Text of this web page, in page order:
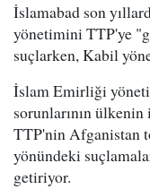
İslamabad son
yönetimini TTP'ye
suçlarken, Kabil
İslam Emirliği
sorunlarının
TTP'nin Afganistan
yönündeki
getiriyor.